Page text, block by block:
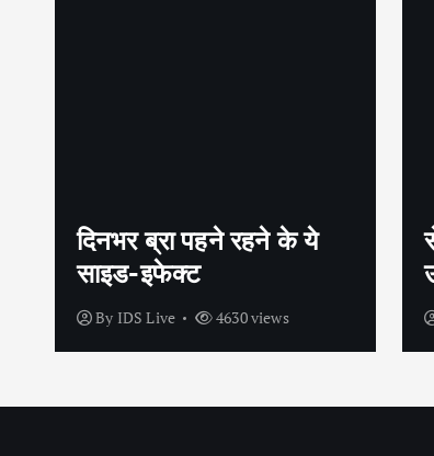
सेक्स के अलावा भी कंडोम का
उपयोग है?
ByIDS Live 4438 views